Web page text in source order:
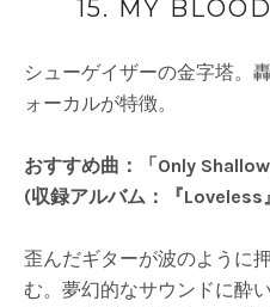
15. MY
シューゲイザーの金字塔。
ォーカルが特徴。
おすすめ曲：「Only Shallow
(収録アルバム：『Loveless
歪んだギターが波のように
む。夢幻的なサウンドに酔